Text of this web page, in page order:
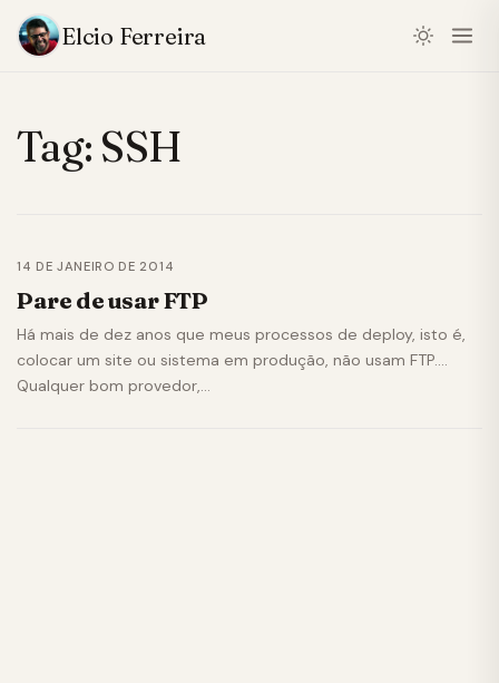
Elcio Ferreira
Tag: SSH
14 DE JANEIRO DE 2014
Pare de usar FTP
Há mais de dez anos que meus processos de deploy, isto é,
colocar um site ou sistema em produção, não usam FTP.
Qualquer bom provedor,…